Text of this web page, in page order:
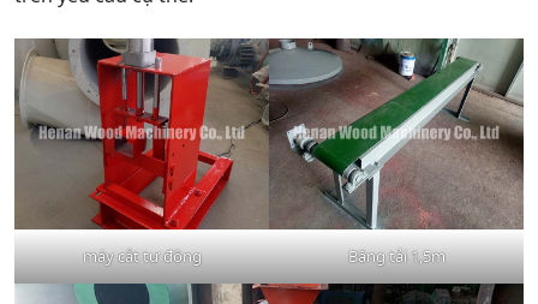
máy cắt tự động Băng tải 1,5m